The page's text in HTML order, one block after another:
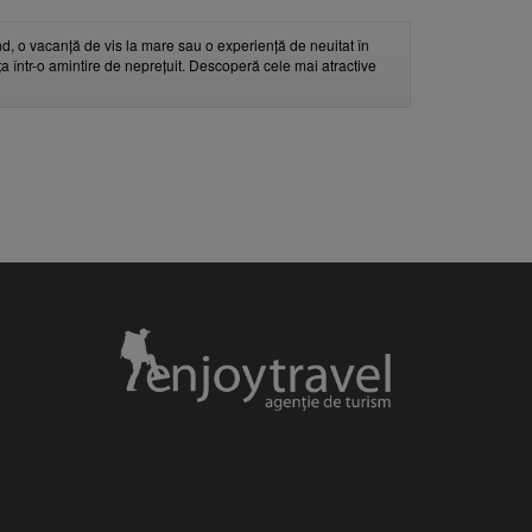
o vacanță de vis la mare sau o experiență de neuitat în
într-o amintire de neprețuit. Descoperă cele mai atractive